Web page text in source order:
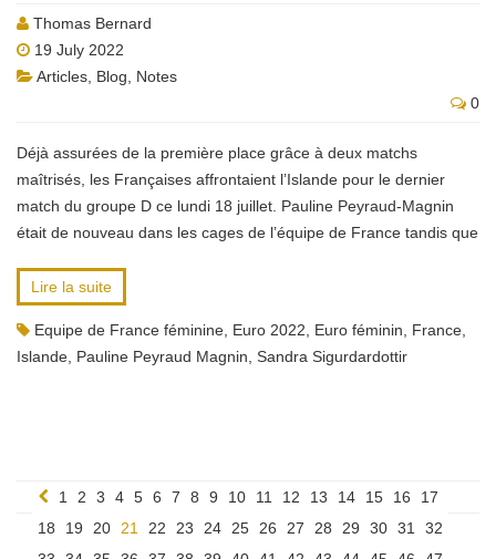
Thomas Bernard
19 July 2022
Articles Blog
Notes
0
Déjà assurées de la première place grâce à deux matchs
maîtrisés, les Françaises affrontaient l’Islande pour le dernier
match du groupe D ce lundi 18 juillet. Pauline Peyraud-Magnin
était de nouveau dans les cages de l’équipe de France tandis que
Lire la suite
Equipe de France féminine Euro 2022 Euro féminin France
Islande Pauline Peyraud Magnin Sandra Sigurdardottir
1 2 3 4 5 6 7 8 9 10 11 12 13 14 15 16
17
18
19 20 21 22 23 24 25 26 27 28 29 30 31
32